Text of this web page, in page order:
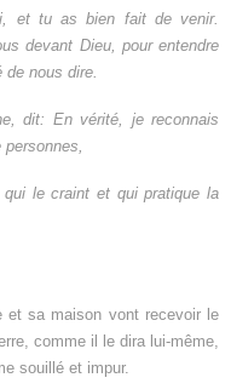
et tu as bien fait de venir.
devant Dieu, pour entendre
de nous dire.
dit: En vérité, je reconnais
qui le craint et qui pratique la
et sa maison vont recevoir le
comme il le dira lui-même,
souillé et impur.